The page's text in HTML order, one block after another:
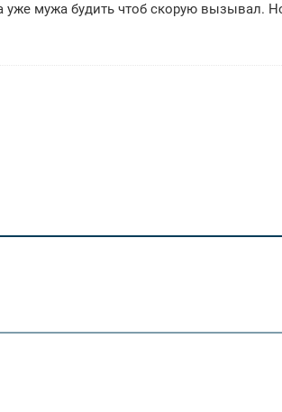
уже мужа будить чтоб скорую вызывал.